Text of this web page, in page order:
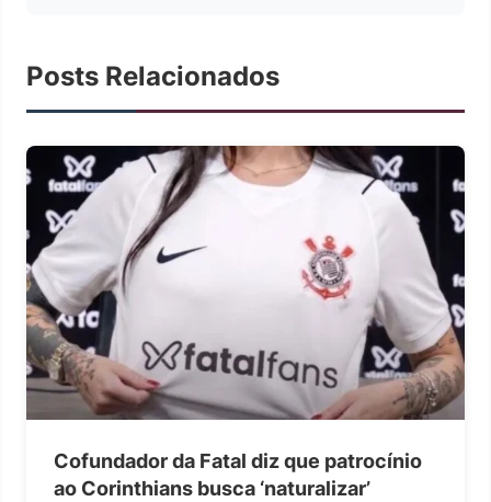
Posts Relacionados
Cofundador da Fatal diz que patrocínio
ao Corinthians busca ‘naturalizar’